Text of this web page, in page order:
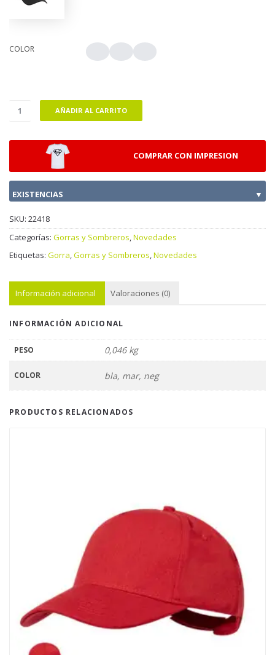
COLOR
AÑADIR AL CARRITO
COMPRAR CON IMPRESION
EXISTENCIAS ▼
SKU: 22418
Categorías: Gorras y Sombreros,Novedades
Etiquetas: Gorra,Gorras y Sombreros,Novedades
Información adicional Valoraciones (0)
INFORMACIÓN ADICIONAL
PESO 0,046 kg
COLOR bla, mar, neg
PRODUCTOS RELACIONADOS